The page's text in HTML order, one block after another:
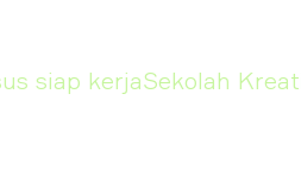
Sekolah Kreatif